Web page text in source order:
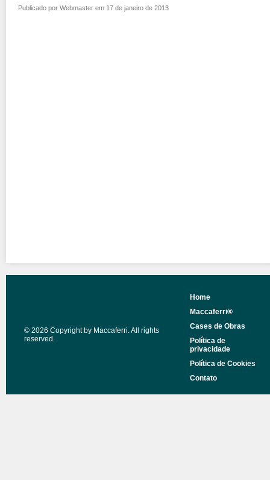
Publicado por Webmaster em 17 de janeiro de 2013
© 2026 Copyright by Maccaferri. All rights
reserved.
Home
Maccaferri®
Cases de Obras
Política de
privacidade
Política de Cookies
Contato